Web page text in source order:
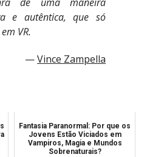
e autêntica, que só
VR.
Vince Zampella
Fantasia Paranormal: Por que os
Jovens Estão Viciados em
Vampiros, Magia e Mundos
Sobrenaturais?